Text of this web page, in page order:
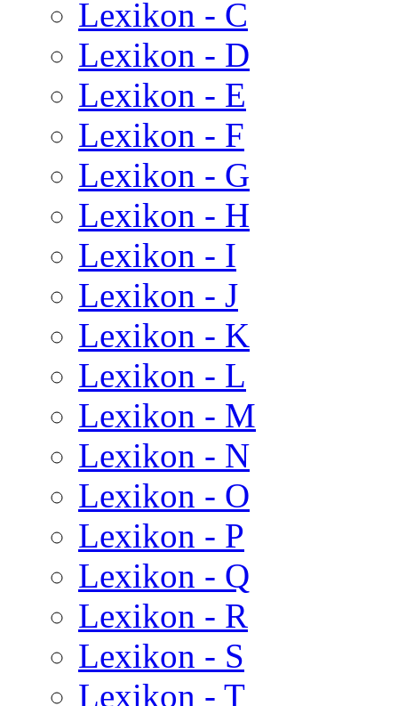
Lexikon - C
Lexikon - D
Lexikon - E
Lexikon - F
Lexikon - G
Lexikon - H
Lexikon - I
Lexikon - J
Lexikon - K
Lexikon - L
Lexikon - M
Lexikon - N
Lexikon - O
Lexikon - P
Lexikon - Q
Lexikon - R
Lexikon - S
Lexikon - T